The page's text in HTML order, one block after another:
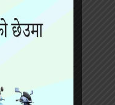
जलाद
गरेका थिए